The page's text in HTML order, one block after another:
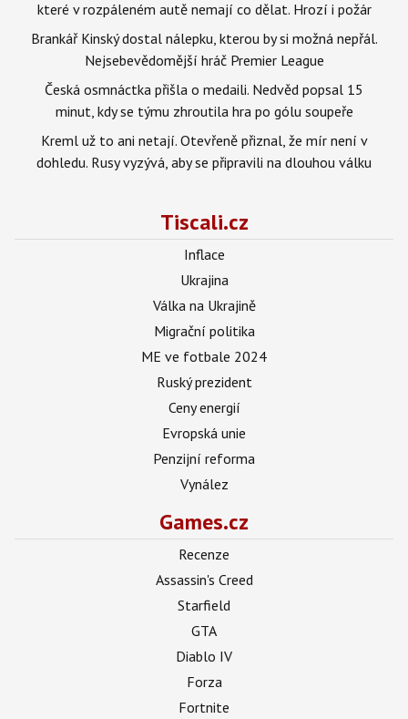
které v rozpáleném autě nemají co dělat. Hrozí i požár
Brankář Kinský dostal nálepku, kterou by si možná nepřál.
Nejsebevědomější hráč Premier League
Česká osmnáctka přišla o medaili. Nedvěd popsal 15
minut, kdy se týmu zhroutila hra po gólu soupeře
Kreml už to ani netají. Otevřeně přiznal, že mír není v
dohledu. Rusy vyzývá, aby se připravili na dlouhou válku
Tiscali.cz
Inflace
Ukrajina
Válka na Ukrajině
Migrační politika
ME ve fotbale 2024
Ruský prezident
Ceny energií
Evropská unie
Penzijní reforma
Vynález
Games.cz
Recenze
Assassin's Creed
Starfield
GTA
Diablo IV
Forza
Fortnite